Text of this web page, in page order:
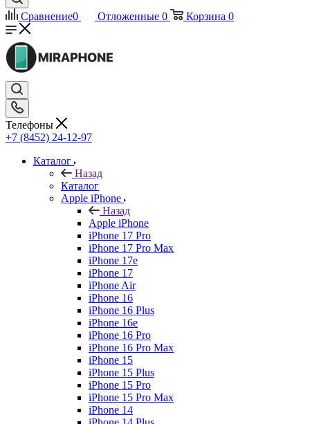
Сравнение0 Отложенные 0 Корзина 0
Телефоны
+7 (8452) 24-12-97
Каталог
Назад
Каталог
Apple iPhone
Назад
Apple iPhone
iPhone 17 Pro
iPhone 17 Pro Max
iPhone 17e
iPhone 17
iPhone Air
iPhone 16
iPhone 16 Plus
iPhone 16e
iPhone 16 Pro
iPhone 16 Pro Max
iPhone 15
iPhone 15 Plus
iPhone 15 Pro
iPhone 15 Pro Max
iPhone 14